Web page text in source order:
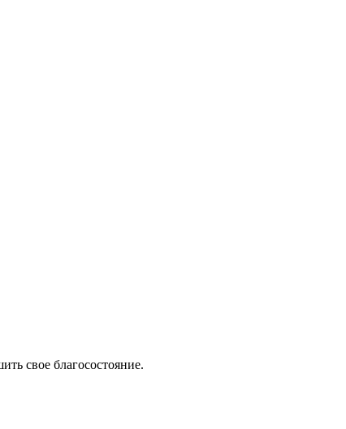
свое благосостояние.